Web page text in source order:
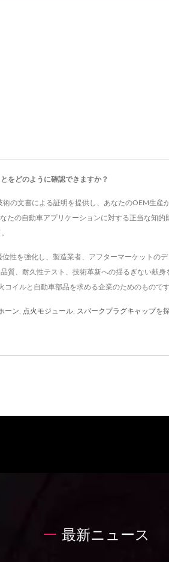
をどのように確認できますか？
の文書による証明を提供し、あなたのOEM生
の自動車アプリケーションに対する正当な知
性を強化し、製造業者、アフターマーケットの
、耐久性テスト、技術革新への揺るぎない献
イルと自動車部品を求める企業のためのもので
ーン 点火モジュール スパークプラグキャップを
最新ニュース